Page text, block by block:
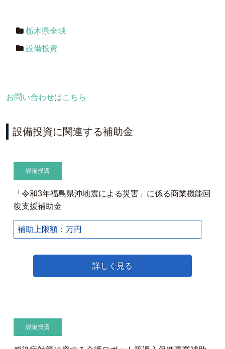
栃木県全域
設備投資
お問い合わせはこちら
設備投資に関連する補助金
設備投資
「令和3年福島県沖地震による災害」に係る商業機能回
復支援補助金
補助上限額：万円
詳しく見る
設備投資